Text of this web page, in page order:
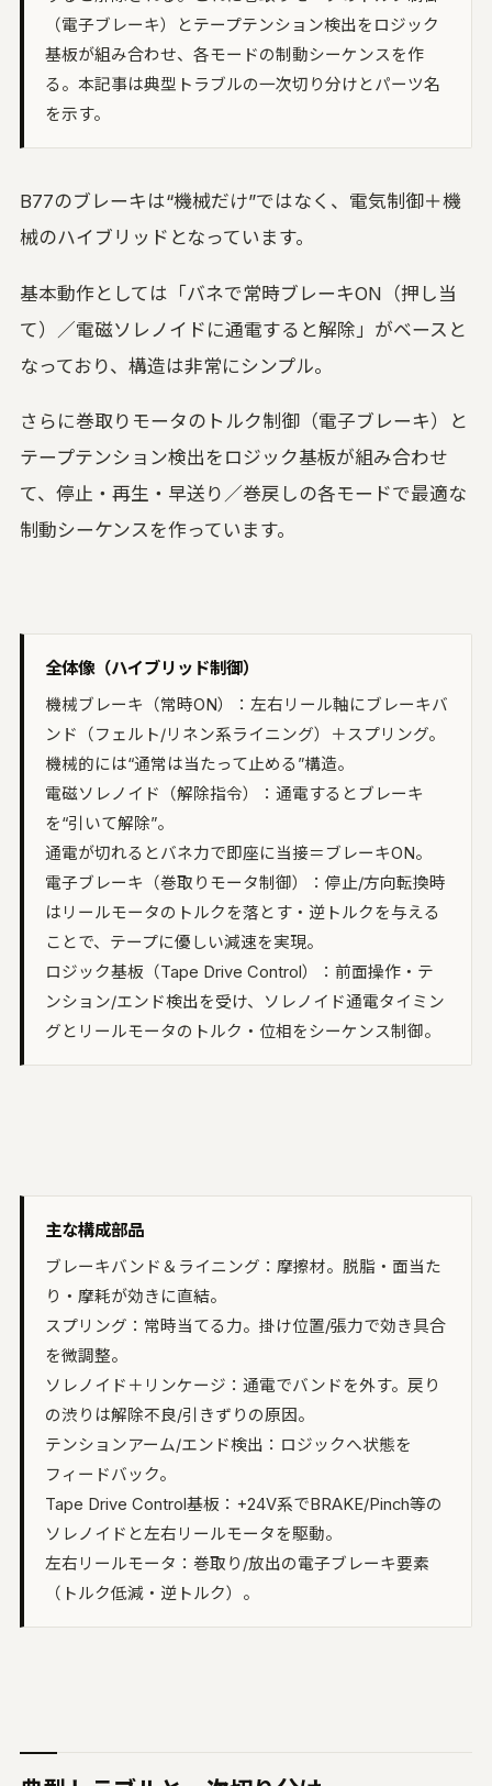
STAGE
設計シミュレーター｜無指向 A/B・残響・
FIELD
キング一致率｜2D/3D で音場を予測
ANALYZER
8計測
MONTAGE
シックのテイク編集｜いちばん良い部分を
合わせる
MAXIMIZER
PIANO
TEAM
ARTWORK
変換 (無料)｜ジャケット・サムネイルを規
（電子ブレーキ）とテープテンション検出をロジック
基板が組み合わせ、各モードの制動シーケンスを作
る。本記事は典型トラブルの一次切り分けとパーツ名
を示す。
B77のブレーキは“機械だけ”ではなく、電気制御＋機
械のハイブリッドとなっています。
基本動作としては「バネで常時ブレーキON（押し当
て）／電磁ソレノイドに通電すると解除」がベースと
なっており、構造は非常にシンプル。
さらに巻取りモータのトルク制御（電子ブレーキ）と
テープテンション検出をロジック基板が組み合わせ
て、停止・再生・早送り／巻戻しの各モードで最適な
制動シーケンスを作っています。
全体像（ハイブリッド制御）
機械ブレーキ（常時ON）：左右リール軸にブレーキバ
ンド（フェルト/リネン系ライニング）＋スプリング。
機械的には“通常は当たって止める”構造。
電磁ソレノイド（解除指令）：通電するとブレーキ
を“引いて解除”。
通電が切れるとバネ力で即座に当接＝ブレーキON。
電子ブレーキ（巻取りモータ制御）：停止/方向転換時
はリールモータのトルクを落とす・逆トルクを与える
ことで、テープに優しい減速を実現。
ロジック基板（Tape Drive Control）：前面操作・テ
ンション/エンド検出を受け、ソレノイド通電タイミン
グとリールモータのトルク・位相をシーケンス制御。
主な構成部品
ブレーキバンド＆ライニング：摩擦材。脱脂・面当た
り・摩耗が効きに直結。
スプリング：常時当てる力。掛け位置/張力で効き具合
を微調整。
ソレノイド＋リンケージ：通電でバンドを外す。戻り
の渋りは解除不良/引きずりの原因。
テンションアーム/エンド検出：ロジックへ状態を
フィードバック。
Tape Drive Control基板：+24V系でBRAKE/Pinch等の
ソレノイドと左右リールモータを駆動。
左右リールモータ：巻取り/放出の電子ブレーキ要素
（トルク低減・逆トルク）。